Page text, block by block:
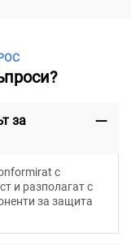
за
с
и разполагат с
за защита